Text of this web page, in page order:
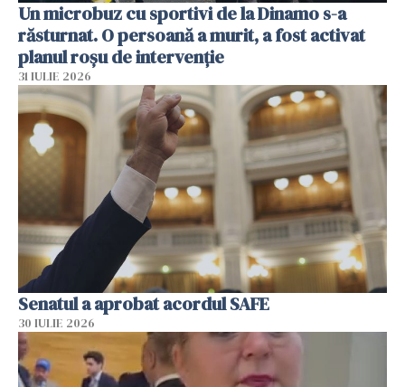
Un microbuz cu sportivi de la Dinamo s-a
răsturnat. O persoană a murit, a fost activat
planul roșu de intervenție
31 IULIE 2026
Senatul a aprobat acordul SAFE
30 IULIE 2026